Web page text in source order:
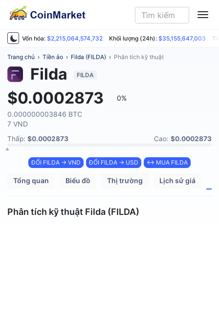
Vốn hóa: $2,215,064,574,732 Khối lượng (24h): $35,155,647,003
Trang chủ › Tiền ảo › Filda (FILDA) › Phân tích kỹ thuật
Filda FILDA
$0.0002873
0%
0.000000003846 BTC
7 VND
Thấp: $0.0002873 Cao: $0.0002873
ĐỔI FILDA → VND ĐỔI FILDA → USD ↔ MUA FILDA
Tổng quan Biểu đồ Thị trường Lịch sử giá
Phân tích kỹ thuật Filda (FILDA)